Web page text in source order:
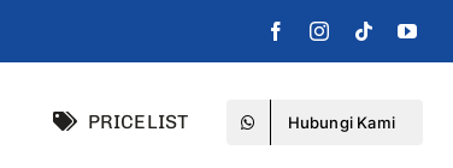
PRICELIST Hubungi Kami